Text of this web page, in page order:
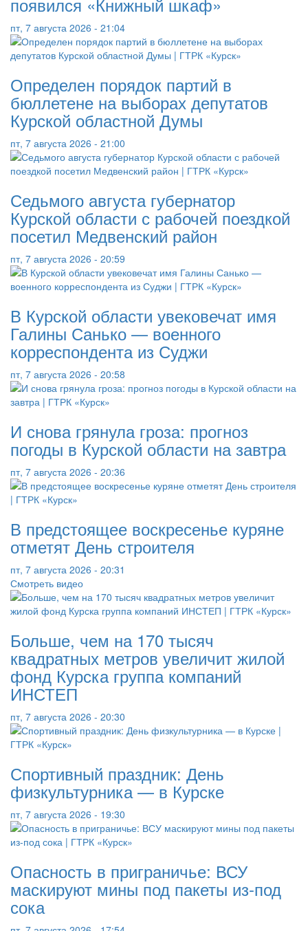
пт, 7 августа 2026 - 21:04
Определен порядок партий в
бюллетене на выборах депутатов
Курской областной Думы
пт, 7 августа 2026 - 21:00
Седьмого августа губернатор
Курской области с рабочей поездкой
посетил Медвенский район
пт, 7 августа 2026 - 20:59
В Курской области увековечат имя
Галины Санько — военного
корреспондента из Суджи
пт, 7 августа 2026 - 20:58
И снова грянула гроза: прогноз
погоды в Курской области на завтра
пт, 7 августа 2026 - 20:36
В предстоящее воскресенье куряне
отметят День строителя
пт, 7 августа 2026 - 20:31
Смотреть видео
Больше, чем на 170 тысяч
квадратных метров увеличит жилой
фонд Курска группа компаний
ИНСТЕП
пт, 7 августа 2026 - 20:30
Спортивный праздник: День
физкультурника — в Курске
пт, 7 августа 2026 - 19:30
Опасность в приграничье: ВСУ
маскируют мины под пакеты из-под
сока